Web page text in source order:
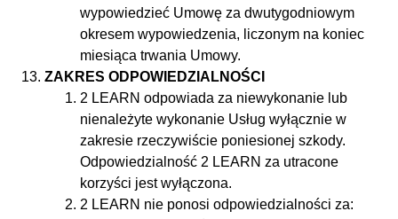
wypowiedzieć Umowę za dwutygodniowym
okresem wypowiedzenia, liczonym na koniec
miesiąca trwania Umowy.
ZAKRES ODPOWIEDZIALNOŚCI
2 LEARN odpowiada za niewykonanie lub
nienależyte wykonanie Usług wyłącznie w
zakresie rzeczywiście poniesionej szkody.
Odpowiedzialność 2 LEARN za utracone
korzyści jest wyłączona.
2 LEARN nie ponosi odpowiedzialności za: